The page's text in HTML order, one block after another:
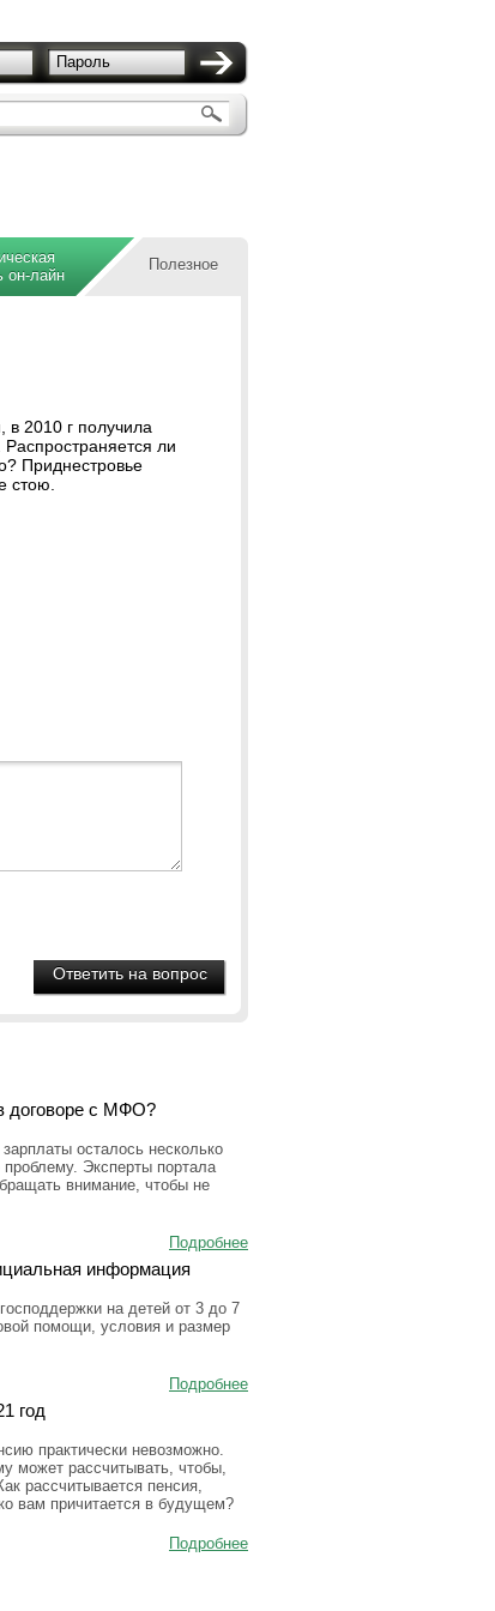
Пароль
он-лайн
Полезное
в 2010 г получила
ли
Приднестровье
стою.
договоре с МФО?
осталось несколько
Эксперты портала
внимание, чтобы не
Подробнее
информация
на детей от 3 до 7
помощи, условия и размер
Подробнее
год
практически невозможно.
может рассчитывать, чтобы,
рассчитывается пенсия,
вам причитается в будущем?
Подробнее